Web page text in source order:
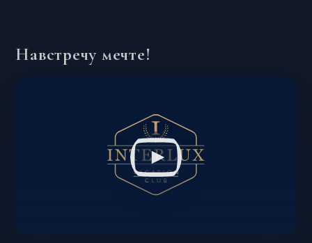
Навстречу мечте!